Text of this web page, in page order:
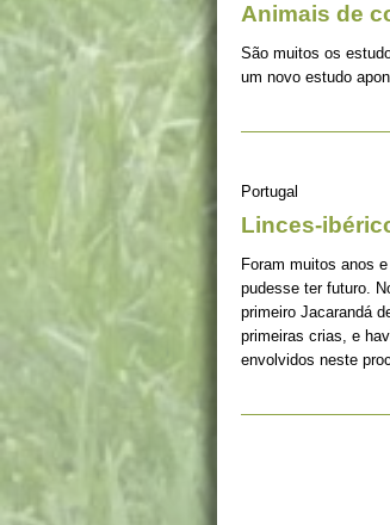
Animais de
São muitos os
um novo estudo
Portugal
Linces-
Foram muitos anos
pudesse ter futuro.
primeiro Jacarandá
primeiras crias, e
envolvidos neste